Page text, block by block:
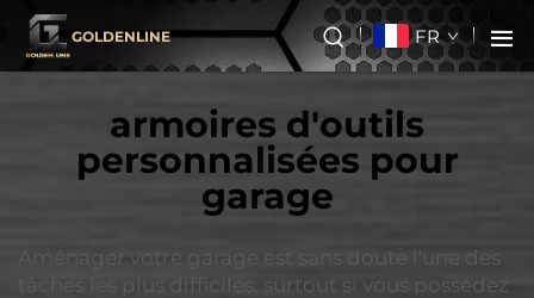
GOLDENLINE FR
armoires d'outils
personnalisées pour
garage
Aménager votre garage est sans doute l'une des
tâches les plus difficiles, surtout si vous possédez